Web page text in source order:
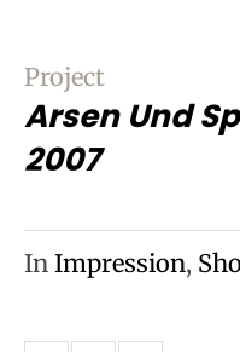
Project
Arsen Und
2007
In Impression,